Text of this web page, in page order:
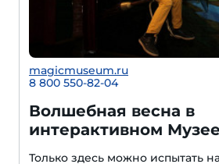
magicmuseum.ru
8 800 550-82-04
Волшебная весна в
интерактивном
Только здесь можно испытать